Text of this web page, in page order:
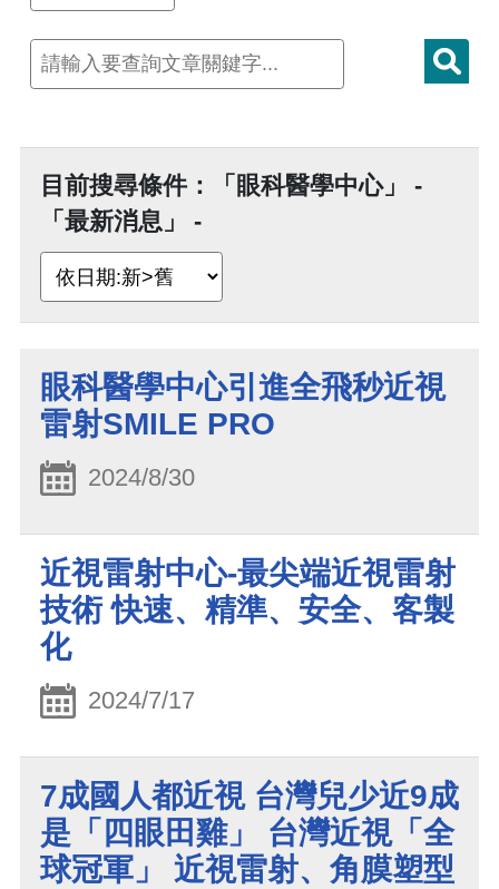
目前搜尋條件：「眼科醫學中心」 -
「最新消息」 -
眼科醫學中心引進全飛秒近視
雷射SMILE PRO
2024/8/30
近視雷射中心-最尖端近視雷射
技術 快速、精準、安全、客製
化
2024/7/17
7成國人都近視 台灣兒少近9成
是「四眼田雞」 台灣近視「全
球冠軍」 近視雷射、角膜塑型